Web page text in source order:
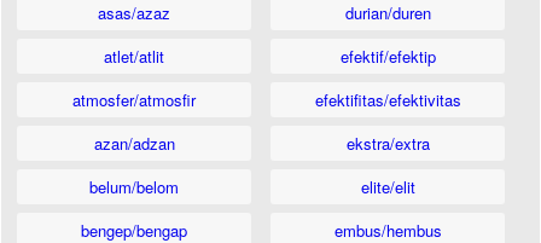
asas/azaz
atlet/atlit
atmosfer/atmosfir
azan/adzan
belum/belom
bengep/bengap
durian/duren
efektif/efektip
efektifitas/efektivitas
ekstra/extra
elite/elit
embus/hembus